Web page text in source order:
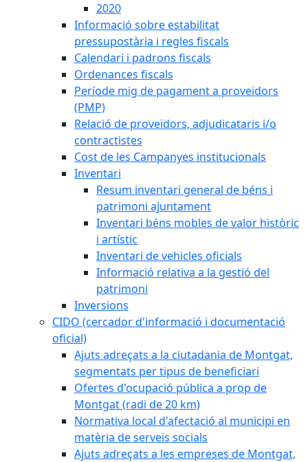
2020
Informació sobre estabilitat
pressupostària i regles fiscals
Calendari i padrons fiscals
Ordenances fiscals
Període mig de pagament a proveïdors
(PMP)
Relació de proveïdors, adjudicataris i/o
contractistes
Cost de les Campanyes institucionals
Inventari
Resum inventari general de béns i
patrimoni ajuntament
Inventari béns mobles de valor històric
i artístic
Inventari de vehicles oficials
Informació relativa a la gestió del
patrimoni
Inversions
CIDO (cercador d'informació i documentació
oficial)
Ajuts adreçats a la ciutadania de Montgat,
segmentats per tipus de beneficiari
Ofertes d'ocupació pública a prop de
Montgat (radi de 20 km)
Normativa local d'afectació al municipi en
matèria de serveis socials
Ajuts adreçats a les empreses de Montgat,